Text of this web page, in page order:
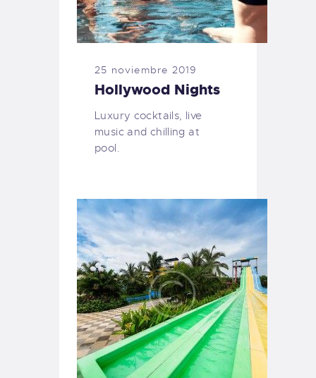
25 noviembre 2019
Hollywood Nights
Luxury cocktails, live
music and chilling at
pool.